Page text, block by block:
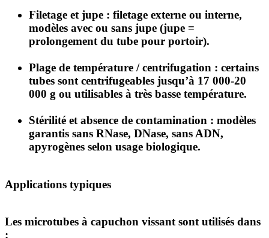
Filetage et jupe : filetage externe ou interne,
modèles avec ou sans jupe (jupe =
prolongement du tube pour portoir).
Plage de température / centrifugation : certains
tubes sont centrifugeables jusqu’à 17 000-20
000 g ou utilisables à très basse température.
Stérilité et absence de contamination : modèles
garantis sans RNase, DNase, sans ADN,
apyrogènes selon usage biologique.
Applications typiques
Les microtubes à capuchon vissant sont utilisés dans
: